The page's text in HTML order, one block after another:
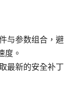
与参数组合，避
度。
最新的安全补丁